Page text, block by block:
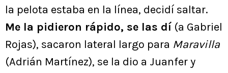
la pelota estaba en la línea, decidí saltar.
Me la pidieron rápido, se las dí (a Gabriel
Rojas), sacaron lateral largo para Maravilla
(Adrián Martínez), se la dio a Juanfer y